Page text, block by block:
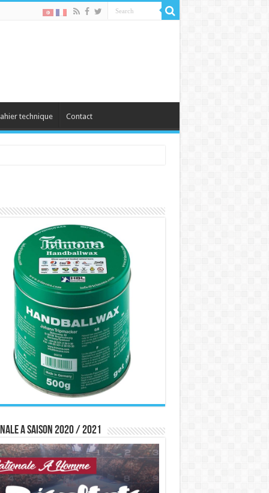
technique Contact
A saison 2020 / 2021